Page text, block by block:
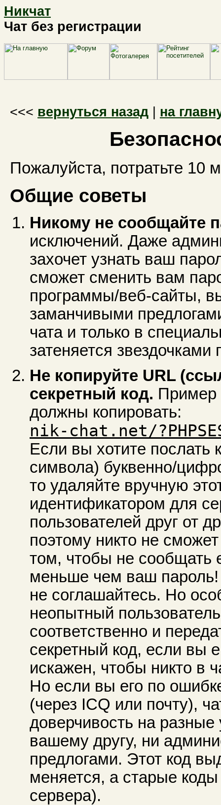
Никчат
Чат без регистрации
<<< вернуться назад | на
Пожалуйста, потратьте 10
Общие советы
Никому не сообщайте
исключений. Даже
захочет узнать ваш
сможет сменить вам
программы/веб-сайты,
заманчивыми
чата и только в
затеняется звездочками
Не копируйте URL
секретный код.
должны копировать:
nik-chat.net/
Если вы хотите послать
символа) буквенно/
то удаляйте вручную
идентификатором для
пользователей друг от
поэтому никто не
том, чтобы не сообщать
меньше чем ваш пароль!
не соглашайтесь. Но
неопытный
соответственно и
секретный код, если вы
искажен, чтобы никто в
Но если вы его по
(через ICQ или почту),
доверчивость на
вашему другу, ни
предлогами. Этот код
меняется, а старые
сервера).